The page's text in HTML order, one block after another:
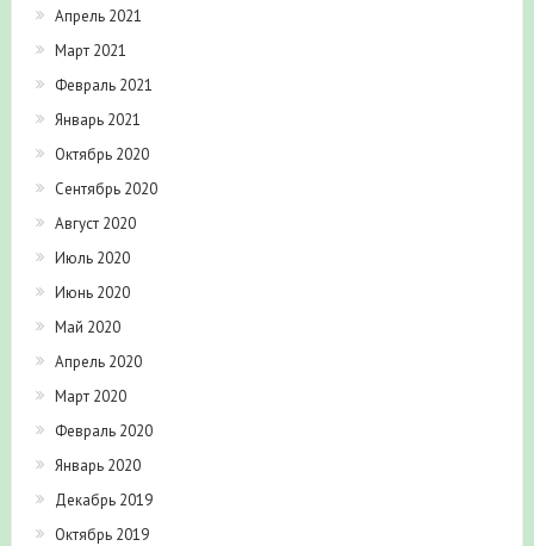
Апрель 2021
Март 2021
Февраль 2021
Январь 2021
Октябрь 2020
Сентябрь 2020
Август 2020
Июль 2020
Июнь 2020
Май 2020
Апрель 2020
Март 2020
Февраль 2020
Январь 2020
Декабрь 2019
Октябрь 2019